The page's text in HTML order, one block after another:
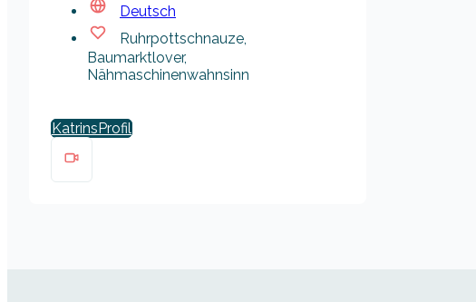
Deutsch
Ruhrpottschnauze,
Baumarktlover,
Nähmaschinenwahnsinn
Katrins